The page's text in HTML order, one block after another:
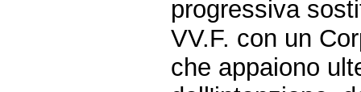
progressiva
VV.F. con un
che appaiono